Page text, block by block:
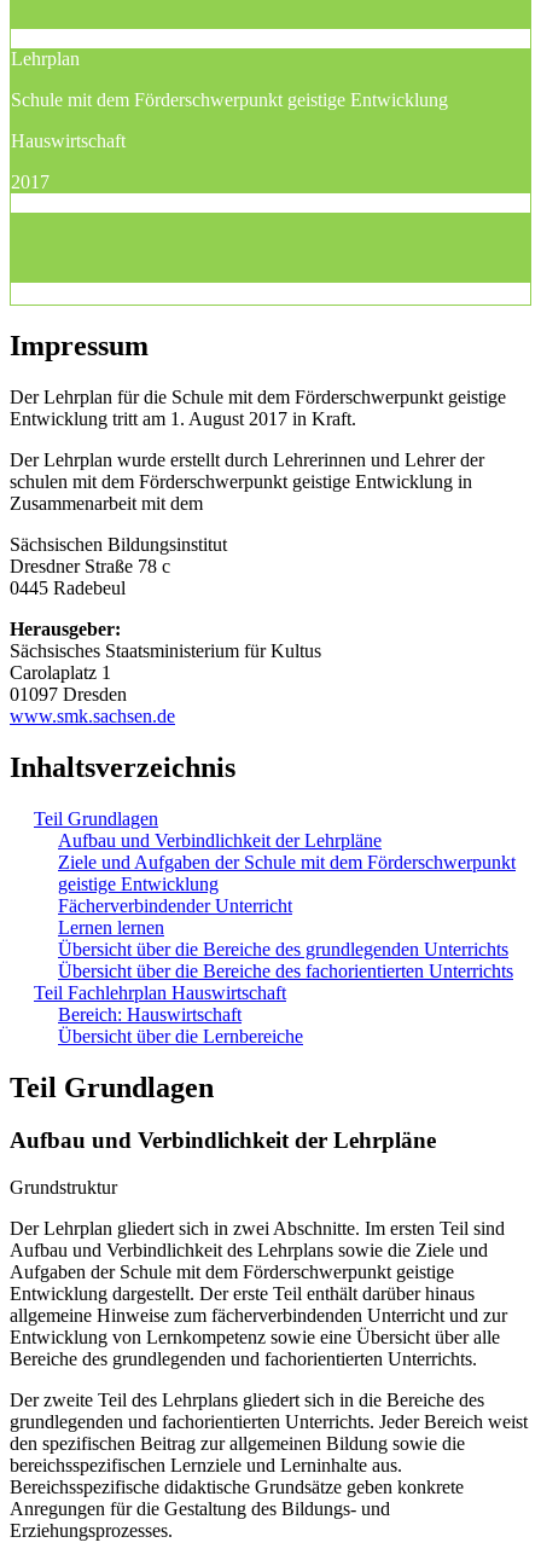
Lehrplan
Schule mit dem Förderschwerpunkt geistige Entwicklung
Hauswirtschaft
2017
Impressum
Der Lehrplan für die Schule mit dem Förderschwerpunkt geistige
Entwicklung tritt am 1. August 2017 in Kraft.
Der Lehrplan wurde erstellt durch Lehrerinnen und Lehrer der
schulen mit dem Förderschwerpunkt geistige Entwicklung in
Zusammenarbeit mit dem
Sächsischen Bildungsinstitut
Dresdner Straße 78 c
0445 Radebeul
Herausgeber:
Sächsisches Staatsministerium für Kultus
Carolaplatz 1
01097 Dresden
www.smk.sachsen.de
Inhaltsverzeichnis
Teil Grundlagen
Aufbau und Verbindlichkeit der Lehrpläne
Ziele und Aufgaben der Schule mit dem Förderschwerpunkt
geistige Entwicklung
Fächerverbindender Unterricht
Lernen lernen
Übersicht über die Bereiche des grundlegenden Unterrichts
Übersicht über die Bereiche des fachorientierten Unterrichts
Teil Fachlehrplan Hauswirtschaft
Bereich: Hauswirtschaft
Übersicht über die Lernbereiche
Teil Grundlagen
Aufbau und Verbindlichkeit der Lehrpläne
Grundstruktur
Der Lehrplan gliedert sich in zwei Abschnitte. Im ersten Teil sind
Aufbau und Verbindlichkeit des Lehrplans sowie die Ziele und
Aufgaben der Schule mit dem Förderschwerpunkt geistige
Entwicklung dargestellt. Der erste Teil enthält darüber hinaus
allgemeine Hinweise zum fächerverbindenden Unterricht und zur
Entwicklung von Lernkompetenz sowie eine Übersicht über alle
Bereiche des grundlegenden und fachorientierten Unterrichts.
Der zweite Teil des Lehrplans gliedert sich in die Bereiche des
grundlegenden und fachorientierten Unterrichts. Jeder Bereich weist
den spezifischen Beitrag zur allgemeinen Bildung sowie die
bereichsspezifischen Lernziele und Lerninhalte aus.
Bereichsspezifische didaktische Grundsätze geben konkrete
Anregungen für die Gestaltung des Bildungs- und
Erziehungsprozesses.